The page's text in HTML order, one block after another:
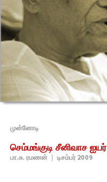
முன்னோடி
செம்மங்குடி சீனிவாச ஐயர்
பா.சு. ரமணன் | டிசம்பர் 2009